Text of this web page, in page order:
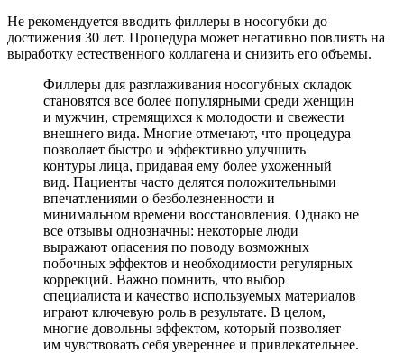
Не рекомендуется вводить филлеры в носогубки до
достижения 30 лет. Процедура может негативно повлиять на
выработку естественного коллагена и снизить его объемы.
Филлеры для разглаживания носогубных складок
становятся все более популярными среди женщин
и мужчин, стремящихся к молодости и свежести
внешнего вида. Многие отмечают, что процедура
позволяет быстро и эффективно улучшить
контуры лица, придавая ему более ухоженный
вид. Пациенты часто делятся положительными
впечатлениями о безболезненности и
минимальном времени восстановления. Однако не
все отзывы однозначны: некоторые люди
выражают опасения по поводу возможных
побочных эффектов и необходимости регулярных
коррекций. Важно помнить, что выбор
специалиста и качество используемых материалов
играют ключевую роль в результате. В целом,
многие довольны эффектом, который позволяет
им чувствовать себя увереннее и привлекательнее.